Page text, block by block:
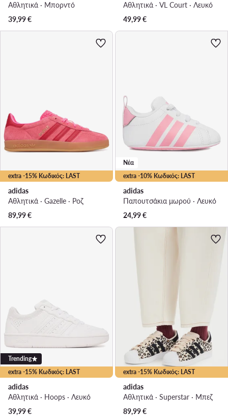
Αθλητικά · Μπορντό
39,99€
Αθλητικά · VL Court · Λευκό
49,99€
extra -15% Κωδικός: LAST
adidas
Αθλητικά · Gazelle · Ροζ
89,99€
extra -10% Κωδικός: LAST
Νέα
adidas
Παπουτσάκια μωρού · Λευκό
24,99€
extra -15% Κωδικός: LAST
Trending
adidas
Αθλητικά · Hoops · Λευκό
39,99€
extra -15% Κωδικός: LAST
adidas
Αθλητικά · Superstar · Μπεζ
89,99€